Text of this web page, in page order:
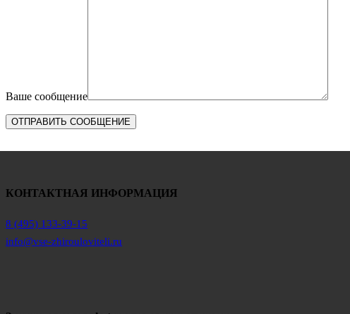
Ваше сообщение
КОНТАКТНАЯ ИНФОРМАЦИЯ
8 (495) 133-39-15
info@vse-zhirouloviteli.ru